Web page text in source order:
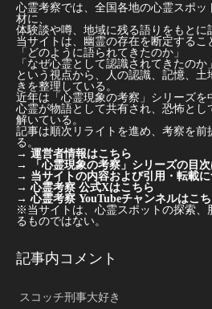
心霊考察では、全国各地の心霊スポッ
材に、
体験談や噂、地域に残る語りをもとに
当サイトは、幽霊の存在を断定するこ
「どのように語られてきたのか」
「なぜ心霊として認識されてきたのか」
という視点から、人の認識、記憶、
きを整理している。
近年は「心霊現象の考察」シリーズを
心霊が物語として共有され、恐怖とし
解いている。
記事は順次リライトを進め、考察を前
る。
→ 運営者情報はこちら
→
「心霊現象の考察」シリーズの目
→ 当サイトの内容および引用・転載
→ 心霊考察 公式Xはこちら
→ 心霊考察 YouTubeチャンネルはこ
※当サイトは、心霊スポットの探索、
るものではない。
記事内コメント
スコッチ刑事大好き